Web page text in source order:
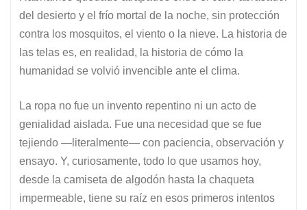
del desierto y el frío mortal de la noche, sin protección
contra los mosquitos, el viento o la nieve. La historia de
las telas es, en realidad, la historia de cómo la
humanidad se volvió invencible ante el clima.
La ropa no fue un invento repentino ni un acto de
genialidad aislada. Fue una necesidad que se fue
tejiendo —literalmente— con paciencia, observación y
ensayo. Y, curiosamente, todo lo que usamos hoy,
desde la camiseta de algodón hasta la chaqueta
impermeable, tiene su raíz en esos primeros intentos